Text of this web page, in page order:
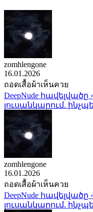
zomhlengone
16.01.2026
ถอดเสื้อผ้าเห็นควย
DeepNude
լուսանկարում.
zomhlengone
16.01.2026
ถอดเสื้อผ้าเห็นควย
DeepNude
լուսանկարում.